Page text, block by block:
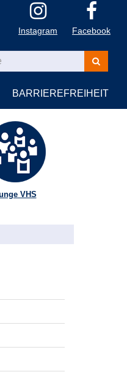
Instagram Facebook
Kurse
suchen
BARRIEREFREIHEIT
VHS